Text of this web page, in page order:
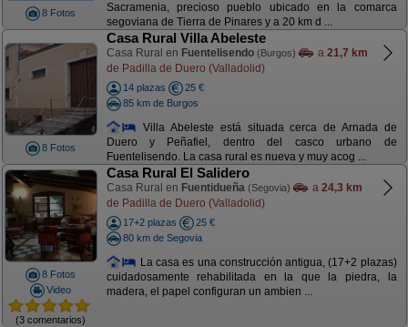
8 Fotos
Sacramenia, precioso pueblo ubicado en la comarca
segoviana de Tierra de Pinares y a 20 km d ...
8 Fotos
Casa Rural Villa Abeleste
Casa Rural en Fuentelisendo (Burgos) a 21,7 km
de Padilla de Duero (Valladolid)
14 plazas
25 €
85 km de Burgos
Villa Abeleste está situada cerca de Arnada de
Duero y Peñafiel, dentro del casco urbano de
Fuentelisendo. La casa rural es nueva y muy acog ...
8 Fotos
Video
(3 comentarios)
Casa Rural El Salidero
Casa Rural en Fuentidueña (Segovia) a 24,3 km
de Padilla de Duero (Valladolid)
17+2 plazas
25 €
80 km de Segovia
La casa es una construcción antigua, (17+2 plazas)
cuidadosamente rehabilitada en la que la piedra, la
madera, el papel configuran un ambien ...